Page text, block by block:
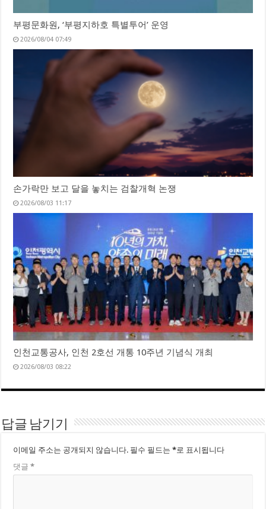
부평문화원, ‘부평지하호 특별투어’ 운영
2026/08/04 07:49
손가락만 보고 달을 놓치는 검찰개혁 논쟁
2026/08/03 11:17
인천교통공사, 인천 2호선 개통 10주년 기념식 개최
2026/08/03 08:22
답글 남기기
이메일 주소는 공개되지 않습니다. 필수 필드는*로 표시됩니다
댓글*